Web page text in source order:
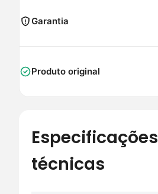
Garantia
Produto original
Especificações
técnicas